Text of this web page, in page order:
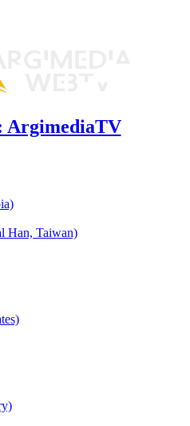
ArgimediaTV
Han, Taiwan)